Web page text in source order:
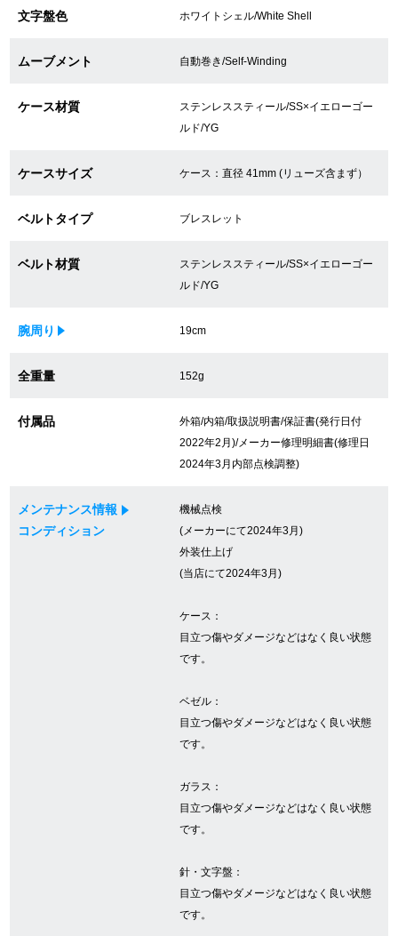
電池交換について
店舗情報
文字盤色 ホワイトシェル/White Shell
ムーブメント 自動巻き/Self-Winding
ケース材質
ステンレススティール/SS×イエローゴー
ルド/YG
ケースサイズ ケース：直径 41mm (リューズ含まず）
ベルトタイプ ブレスレット
ベルト材質
ステンレススティール/SS×イエローゴー
ルド/YG
腕周り 19cm
全重量 152g
付属品
外箱/内箱/取扱説明書/保証書(発行日付
2022年2月)/メーカー修理明細書(修理日
2024年3月内部点検調整)
メンテナンス情報
コンディション
機械点検
(メーカーにて2024年3月)
外装仕上げ
(当店にて2024年3月)
ケース：
目立つ傷やダメージなどはなく良い状態
です。
ベゼル：
目立つ傷やダメージなどはなく良い状態
です。
ガラス：
目立つ傷やダメージなどはなく良い状態
です。
針・文字盤：
目立つ傷やダメージなどはなく良い状態
です。